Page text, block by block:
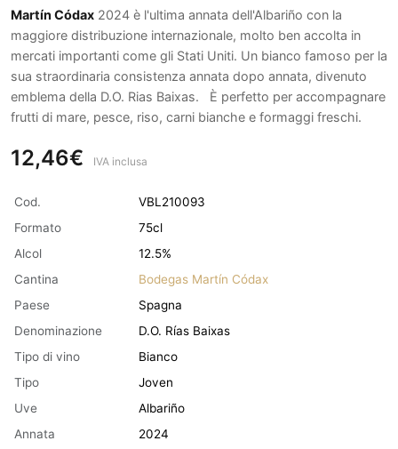
Martín Códax 2024 è l'ultima annata dell'Albariño con la
maggiore distribuzione internazionale, molto ben accolta in
mercati importanti come gli Stati Uniti. Un bianco famoso per la
sua straordinaria consistenza annata dopo annata, divenuto
emblema della D.O. Rias Baixas. È perfetto per accompagnare
frutti di mare, pesce, riso, carni bianche e formaggi freschi.
12,46€ IVA inclusa
Cod.
VBL210093
Formato
75cl
Alcol
12.5%
Cantina
Bodegas Martín Códax
Paese
Spagna
Denominazione
D.O. Rías Baixas
Tipo di vino
Bianco
Tipo
Joven
Uve
Albariño
Annata
2024